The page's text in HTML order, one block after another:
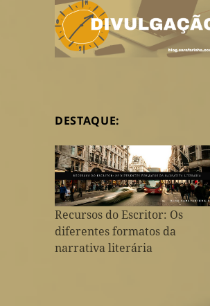
DESTAQUE:
Recursos do Escritor: Os
diferentes formatos da
narrativa literária